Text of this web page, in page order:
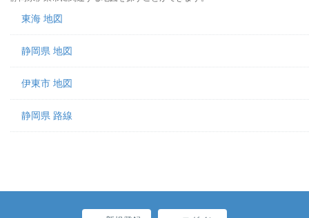
東海 地図
静岡県 地図
伊東市 地図
静岡県 路線